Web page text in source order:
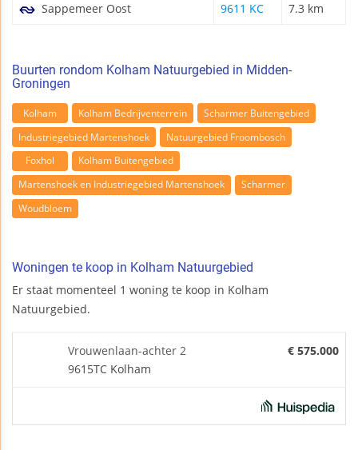
Sappemeer Oost 9611 KC 7.3 km
Buurten rondom Kolham Natuurgebied in Midden-
Groningen
Kolham Kolham Bedrijventerrein
Scharmer Buitengebied
Industriegebied Martenshoek
Natuurgebied Froombosch
Foxhol
Kolham Buitengebied
Martenshoek en Industriegebied Martenshoek
Scharmer
Woudbloem
Woningen te koop in Kolham Natuurgebied
Er staat momenteel 1 woning te koop in Kolham
Natuurgebied.
Vrouwenlaan-achter 2
9615TC Kolham
€ 575.000